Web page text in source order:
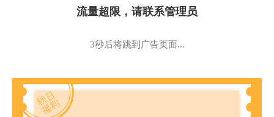
流量超限，请联系管理员
3秒后将跳到广告页面...